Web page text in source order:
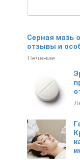
Серная мазь
отзывы и
Лечение